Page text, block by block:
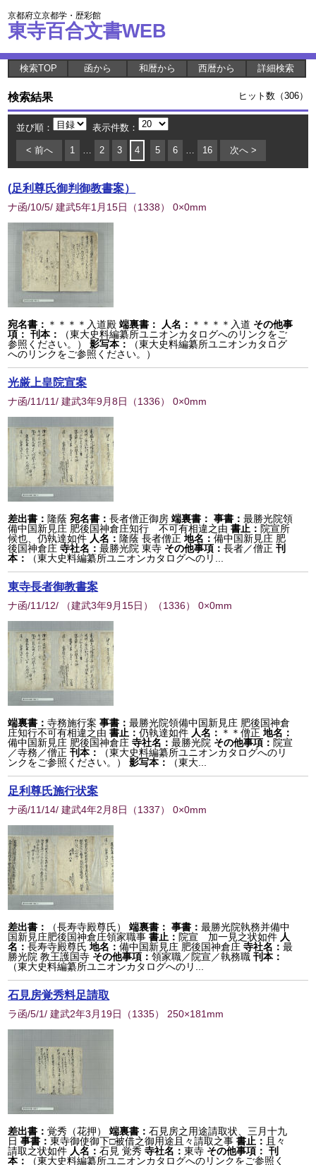
京都府立京都学・歴彩館
東寺百合文書WEB
検索TOP 函から 和暦から 西暦から 詳細検索
検索結果 ヒット数（306）
並び順： 表示件数：
< 前へ 1 … 2 3 4 5 6 … 16 次へ >
(足利尊氏御判御教書案）
ナ函/10/5/ 建武5年1月15日 （1338） 0×0mm
宛名書： ＊＊＊＊入道殿 端裏書： 人名： ＊＊＊＊入道 その他事
項： 刊本：
（東大史料編纂所ユニオンカタログへのリンクをご
参照ください。）
影写本：
（東大史料編纂所ユニオンカタログ
へのリンクをご参照ください。）
光厳上皇院宣案
ナ函/11/11/ 建武3年9月8日 （1336） 0×0mm
差出書： 隆蔭 宛名書：長者僧正御房 端裏書： 事書：最勝光院領
備中国新見庄 肥後国神倉庄知行 不可有相違之由 書止： 院宣所
候也、仍執達如件 人名： 隆蔭 長者僧正 地名：備中国新見庄 肥
後国神倉庄 寺社名：最勝光院 東寺 その他事項：長者／僧正刊
本：
（東大史料編纂所ユニオンカタログへのリ...
東寺長者御教書案
ナ函/11/12/ （建武3年9月15日） （1336） 0×0mm
端裏書：寺務施行案 事書：最勝光院領備中国新見庄 肥後国神倉
庄知行不可有相違之由 書止：仍執達如件 人名： ＊＊僧正 地名：
備中国新見庄 肥後国神倉庄 寺社名：最勝光院 その他事項： 院宣
／寺務／僧正 刊本：
（東大史料編纂所ユニオンカタログへのリ
ンクをご参照ください。）
影写本： （東大...
足利尊氏施行状案
ナ函/11/14/ 建武4年2月8日 （1337） 0×0mm
差出書： （長寿寺殿尊氏） 端裏書： 事書：最勝光院執務并備中
国新見庄肥後国神倉庄領家職事 書止： 院宣 加一見之状如件 人
名：長寿寺殿尊氏 地名：備中国新見庄 肥後国神倉庄 寺社名：最
勝光院 教王護国寺 その他事項：領家職／院宣／執務職 刊本：
（東大史料編纂所ユニオンカタログへのリ...
石見房覚秀料足請取
ラ函/5/1/ 建武2年3月19日 （1335） 250×181mm
差出書：覚秀（花押） 端裏書：石見房之用途請取状、三月十九
日 事書：東寺御使御下□被借之御用途且々請取之事 書止： 且々
請取之状如件 人名：石見 覚秀 寺社名：東寺 その他事項： 刊
本：
（東大史料編纂所ユニオンカタログへのリンクをご参照く